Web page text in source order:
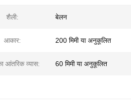
शैली: बेलन
आकार: 200 मिमी या अनुकूलित
आंतरिक व्यास: 60 मिमी या अनुकूलित